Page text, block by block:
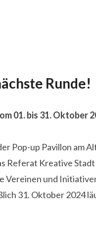
Runde!
01. bis 31. Oktober
Pop-up Pavillon
Referat Kreative
und
31. Oktober 2024